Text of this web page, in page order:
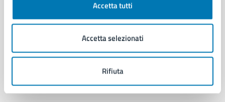
Accetta tutti
Accetta selezionati
Rifiuta
Educazione e formazione
Giustizia e sicurezza pubblica
Salute, benessere e assistenza
Vita lavorativa